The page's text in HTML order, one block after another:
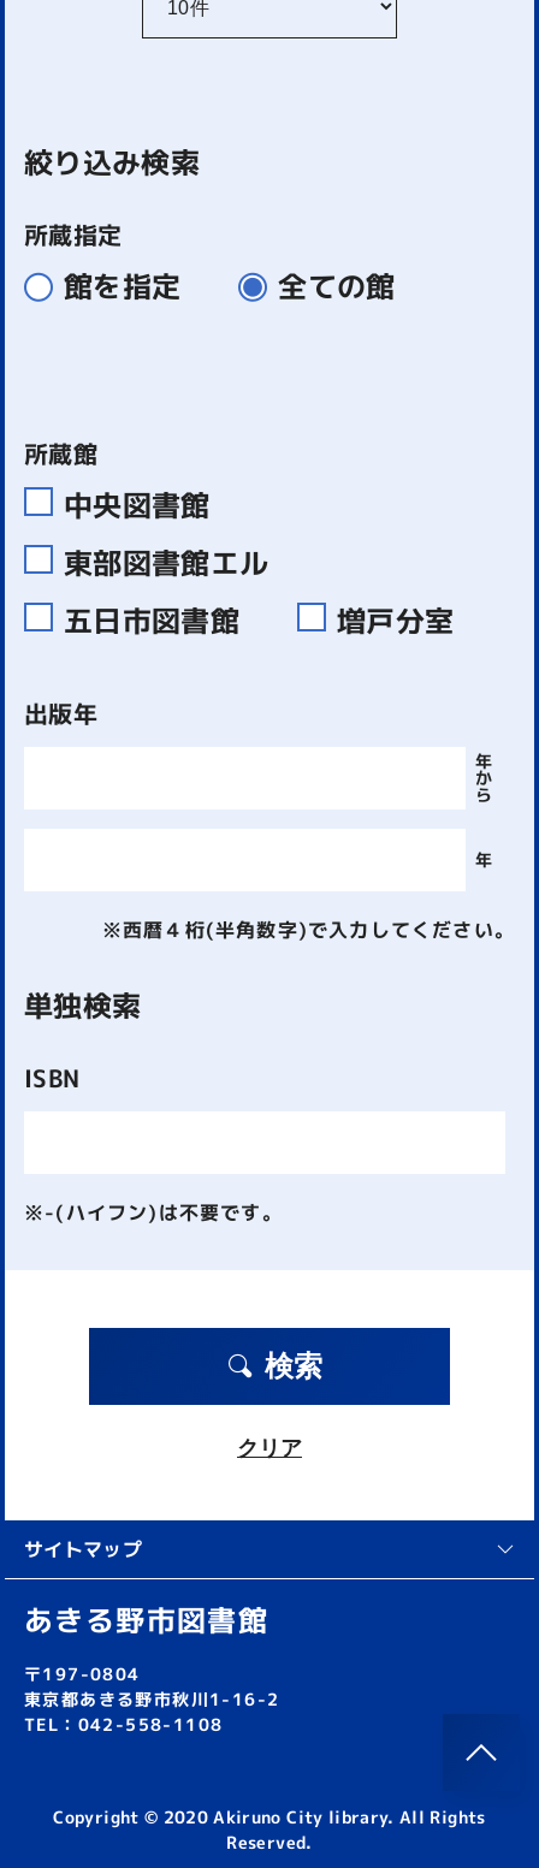
絞り込み検索
所蔵指定
館を指定 全ての館
所蔵館
中央図書館
東部図書館エル
五日市図書館
増戸分室
出版年
年
か
ら
年
※西暦４桁(半角数字)で入力してください。
単独検索
ISBN
※-(ハイフン)は不要です。
検索
クリア
サイトマップ
あきる野市図書館
〒197-0804
東京都あきる野市秋川1-16-2
TEL：042-558-1108
Copyright © 2020 Akiruno City library. All Rights
Reserved.